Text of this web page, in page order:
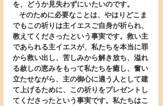
を、どうか見失わずにいたいのです。
でもこの祈りは主イエスご自身が祈られ、
教えてくださったという事実です。救い主
であられる主イエスが、私たちを本当に罪
から救い出し、苦しみから解き放ち、溢れ
る赦しの恵みをもって私たちを癒し、奮い
立たせながら、主の御心に適う人として建
て上げるために、この祈りをプレゼントし
てくださったという事実です。私たちはこ